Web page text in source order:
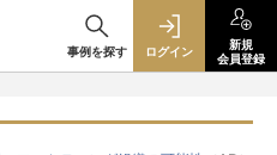
事例を探す ログイン
新規
会員登録